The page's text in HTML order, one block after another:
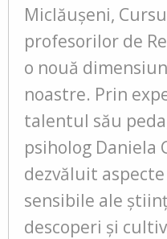
Miclăușeni,
profesorilor de
o nouă
noastre. Prin
talentul său
psiholog Daniela
dezvăluit
sensibile ale
descoperi și